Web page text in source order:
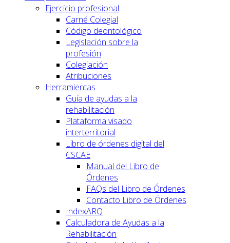
Ejercicio profesional
Carné Colegial
Código deontológico
Legislación sobre la
profesión
Colegiación
Atribuciones
Herramientas
Guía de ayudas a la
rehabilitación
Plataforma visado
interterritorial
Libro de órdenes digital del
CSCAE
Manual del Libro de
Órdenes
FAQs del Libro de Órdenes
Contacto Libro de Órdenes
IndexARQ
Calculadora de Ayudas a la
Rehabilitación